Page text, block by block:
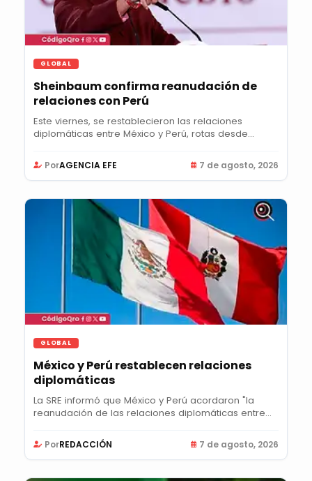
GLOBAL
Sheinbaum confirma reanudación de
relaciones con Perú
Este viernes, se restablecieron las relaciones
diplomáticas entre México y Perú, rotas desde...
PorAGENCIA EFE 7 de agosto, 2026
GLOBAL
México y Perú restablecen relaciones
diplomáticas
La SRE informó que México y Perú acordaron "la
reanudación de las relaciones diplomáticas entre...
PorREDACCIÓN 7 de agosto, 2026